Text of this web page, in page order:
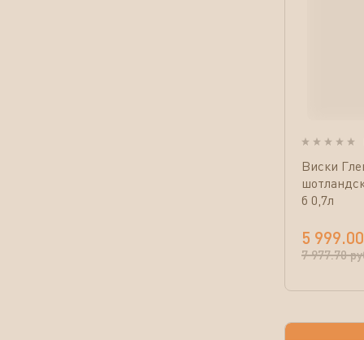
Виски
б 0,7л
5 999.00
7 977.70